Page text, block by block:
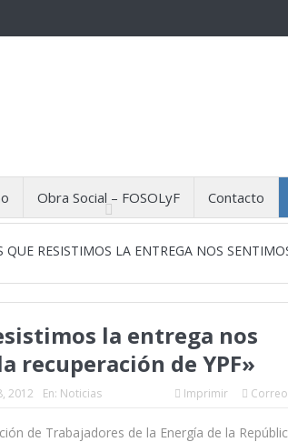
Obra Social – FOSOLyF Contacto
QUE RESISTIMOS LA ENTREGA NOS
la entrega nos
recuperación de YPF»
2012 En: Noticias Imprimir
de Trabajadores de la Energía de la